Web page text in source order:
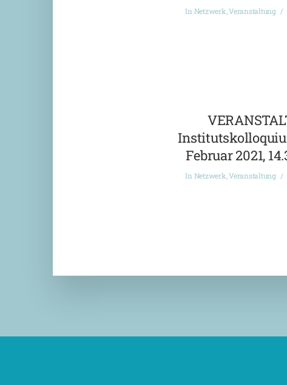
In Netzwerk,Veranstaltung
Februar 2021,
In Netzwerk,Veranstaltung